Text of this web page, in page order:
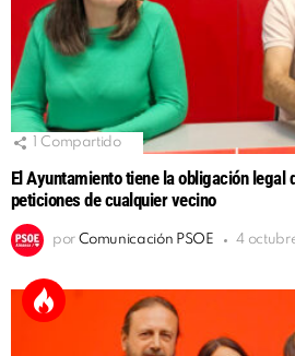
Compartido
El Ayuntamiento tiene la obligación
peticiones de cualquier vecino
por Comunicación PSOE 4